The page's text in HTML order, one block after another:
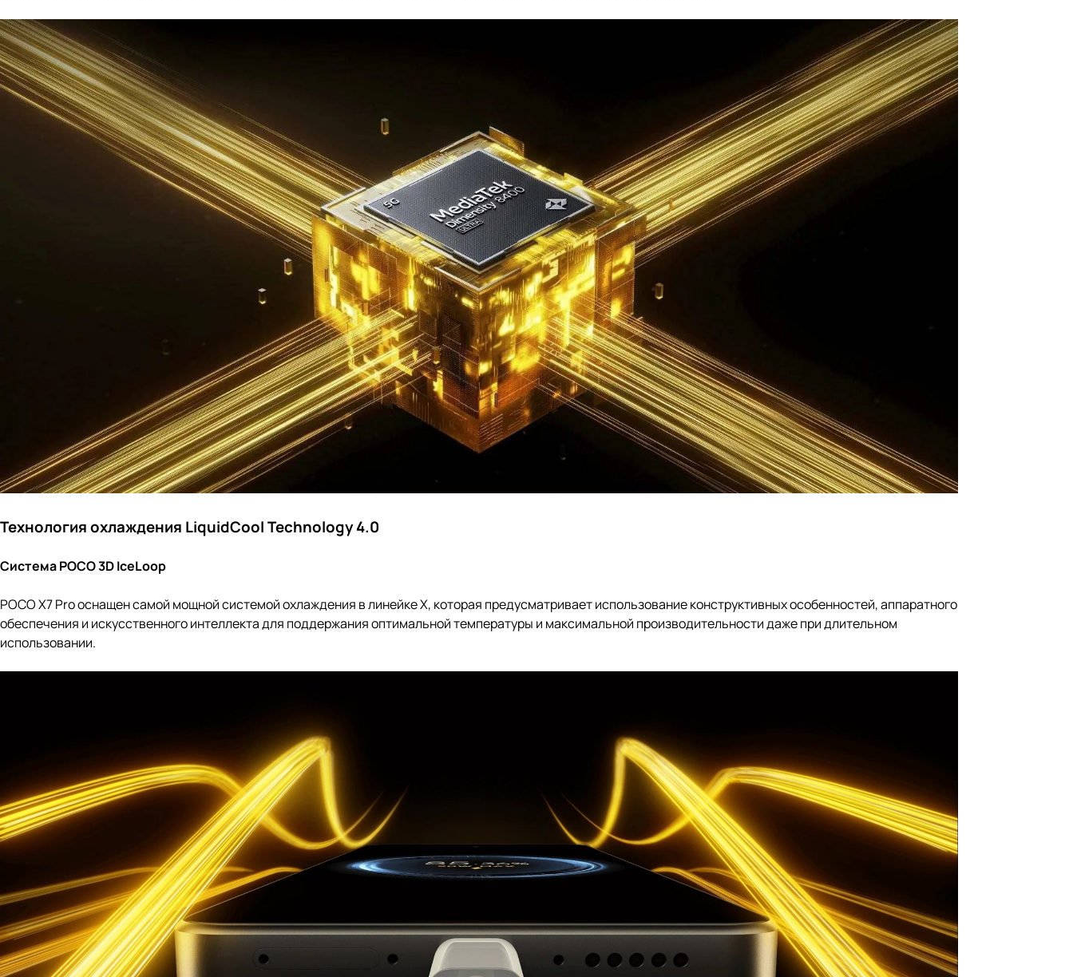
Технология охлаждения LiquidCool Technology 4.0
Система POCO 3D IceLoop
POCO X7 Pro оснащен самой мощной системой охлаждения в линейке X, которая предусматривает использование конструктивных особенностей, аппаратного
обеспечения и искусственного интеллекта для поддержания оптимальной температуры и максимальной производительности даже при длительном
использовании.